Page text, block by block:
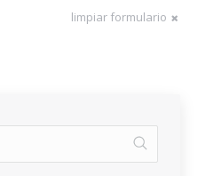
limpiar formulario